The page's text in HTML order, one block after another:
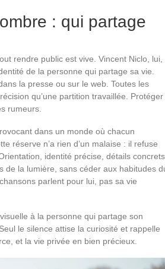
: qui partage
rendre public est vive. Vincent Niclo, lui,
de la personne qui partage sa vie.
la presse ou sur le web. Toutes les
qu’une partition travaillée. Protéger
rumeurs.
dans un monde où chacun
réserve n’a rien d’un malaise : il refuse
identité précise, détails
de la lumière, sans céder aux habitudes
parlent pour lui, pas sa vie
à la personne qui partage son
le silence attise la curiosité et rappelle
et la vie privée en bien précieux.